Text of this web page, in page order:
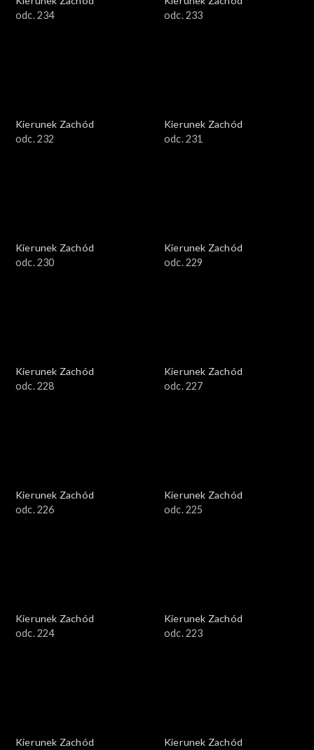
odc. 234
odc. 233
Kierunek Zachód
odc. 232
Kierunek Zachód
odc. 231
Kierunek Zachód
odc. 230
Kierunek Zachód
odc. 229
Kierunek Zachód
odc. 228
Kierunek Zachód
odc. 227
Kierunek Zachód
odc. 226
Kierunek Zachód
odc. 225
Kierunek Zachód
odc. 224
Kierunek Zachód
odc. 223
Kierunek Zachód
Kierunek Zachód